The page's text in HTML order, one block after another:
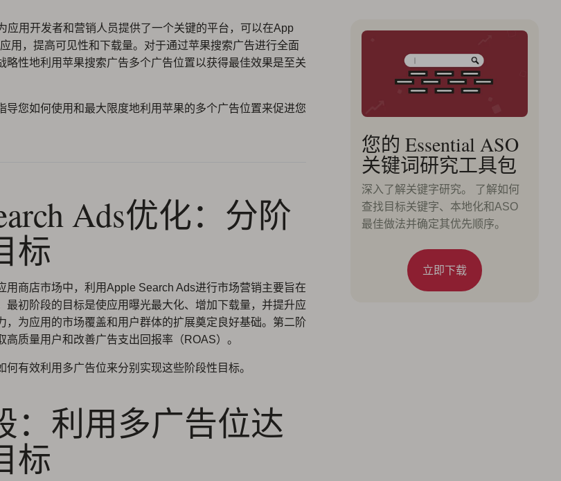
应用开发者和营销人员提供了一个关键的平台，可以在App
用，提高可见性和下载量。对于通过苹果搜索广告进行全面
略性地利用苹果搜索广告多个广告位置以获得最佳效果是至关
导您如何使用和最大限度地利用苹果的多个广告位置来促进您
Ads优化：分阶
标
用商店市场中，利用Apple Search Ads进行市场营销主要旨在
最初阶段的目标是使应用曝光最大化、增加下载量，并提升应
，为应用的市场覆盖和用户群体的扩展奠定良好基础。第二阶
高质量用户和改善广告支出回报率（ROAS）。
何有效利用多广告位来分别实现这些阶段性目标。
：利用多广告位达
标
您的 Essential ASO
关键词研究工具包
深入了解关键字研究。 了解如何
查找目标关键字、本地化和ASO
最佳做法并确定其优先顺序。
立即下载